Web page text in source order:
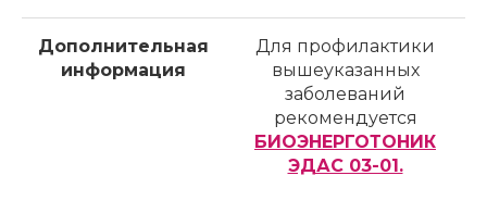
Дополнительная
информация
Для профилактики
вышеуказанных
заболеваний
рекомендуется
БИОЭНЕРГОТОНИК
ЭДАС 03-01.